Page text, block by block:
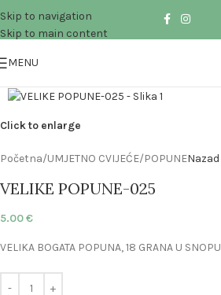
Skip to navigation
Skip to main content
MENU
Click to enlarge
Početna/UMJETNO CVIJEĆE/POPUNE
VELIKE POPUNE-025
5.00€
VELIKA BOGATA POPUNA, 18 GRANA U